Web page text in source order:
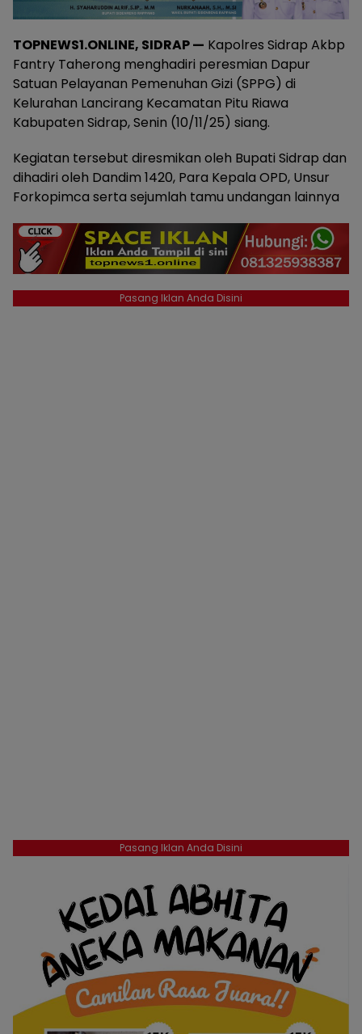
TOPNEWS1.ONLINE, SIDRAP — Kapolres Sidrap Akbp
Fantry Taherong menghadiri peresmian Dapur
Satuan Pelayanan Pemenuhan Gizi (SPPG) di
Kelurahan Lancirang Kecamatan Pitu Riawa
Kabupaten Sidrap, Senin (10/11/25) siang.
Kegiatan tersebut diresmikan oleh Bupati Sidrap dan
dihadiri oleh Dandim 1420, Para Kepala OPD, Unsur
Forkopimca serta sejumlah tamu undangan lainnya
Pasang Iklan Anda Disini
Pasang Iklan Anda Disini